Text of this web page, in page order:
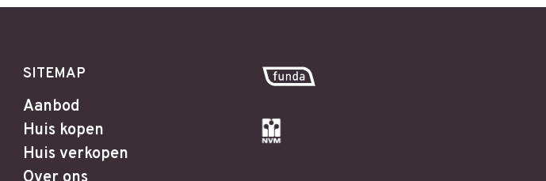
SITEMAP
Aanbod
Huis kopen
Huis verkopen